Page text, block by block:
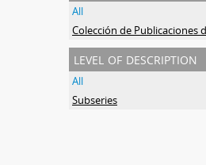
All
level of description
All
Subseries